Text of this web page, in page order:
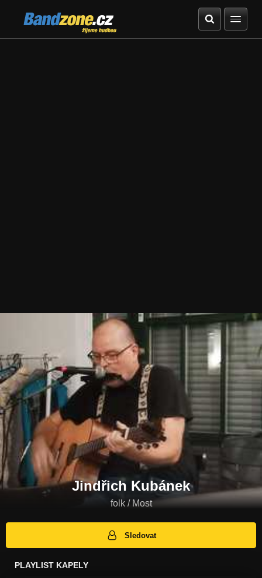
Bandzone.cz
žijeme hudbou
Jindřich Kubánek
folk / Most
Sledovat
PLAYLIST KAPELY